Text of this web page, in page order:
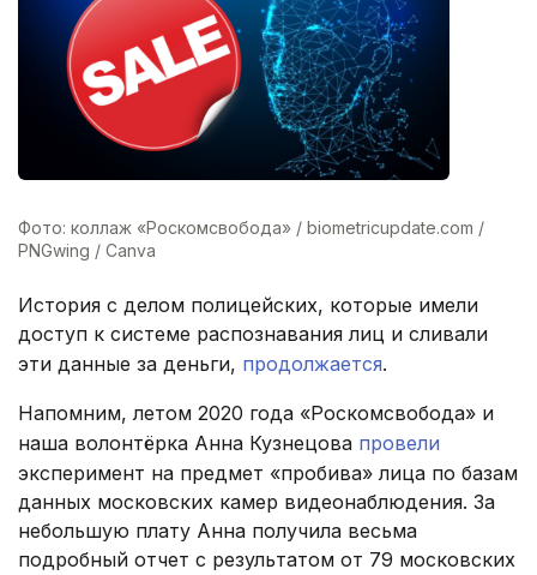
Фото: коллаж «Роскомсвобода» / biometricupdate.com /
PNGwing / Canva
История с делом полицейских, которые имели
доступ к системе распознавания лиц и сливали
эти данные за деньги, продолжается.
Напомним, летом 2020 года «Роскомсвобода» и
наша волонтёрка Анна Кузнецова провели
эксперимент на предмет «пробива» лица по базам
данных московских камер видеонаблюдения. За
небольшую плату Анна получила весьма
подробный отчет с результатом от 79 московских